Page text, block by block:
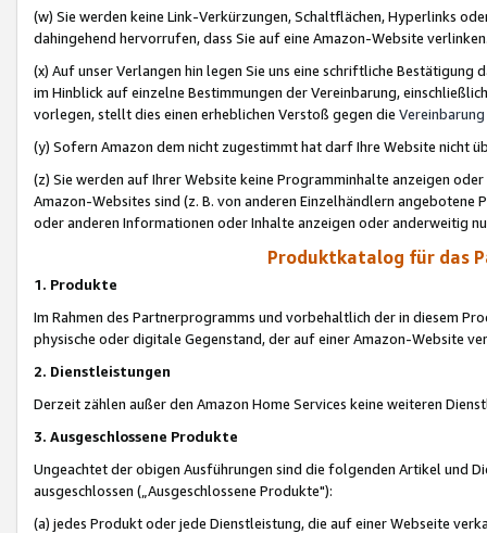
(w) Sie werden keine Link-Verkürzungen, Schaltflächen, Hyperlinks
dahingehend hervorrufen, dass Sie auf eine Amazon-Website
(x) Auf unser Verlangen hin legen Sie uns eine schriftliche
im Hinblick auf einzelne Bestimmungen der Vereinbarung,
vorlegen, stellt dies einen erheblichen Verstoß gegen die Vereinbarung
(y) Sofern Amazon dem nicht zugestimmt hat darf Ihre Website nicht
(z) Sie werden auf Ihrer Website keine Programminhalte anzeigen
Amazon-Websites sind (z. B. von anderen Einzelhändlern
oder anderen Informationen oder Inhalte anzeigen oder anderweitig
Produktkatalog für das
1. Produkte
Im Rahmen des Partnerprogramms und vorbehaltlich der in diesem
physische oder digitale Gegenstand, der auf einer Amazon-Website
2. Dienstleistungen
Derzeit zählen außer den Amazon Home Services keine weiteren
3. Ausgeschlossene Produkte
Ungeachtet der obigen Ausführungen sind die folgenden Artikel und
ausgeschlossen („Ausgeschlossene Produkte"):
(a) jedes Produkt oder jede Dienstleistung, die auf einer Webseite